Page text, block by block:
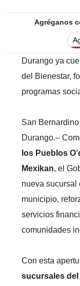
Agréganos
Durango ya
del Bienestar,
programas
San
Durango.–
los Pueblos
Mexikan, el
nueva sucursal
municipio,
servicios
comunidades
Con esta
sucursales